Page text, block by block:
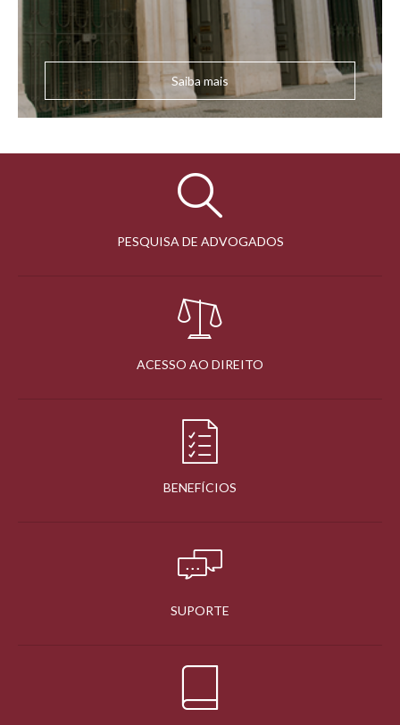
Saiba mais
PESQUISA DE ADVOGADOS
ACESSO AO DIREITO
BENEFÍCIOS
SUPORTE